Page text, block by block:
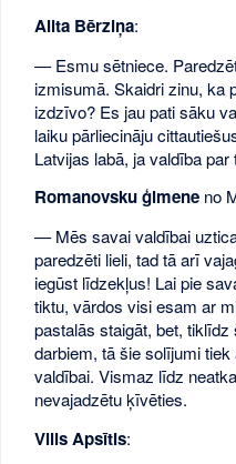
Alita Bērziņa:
— Esmu sētniece.
izmisumā. Skaidri zinu, ka
izdzīvo? Es jau pati sāku
laiku pārliecināju
Latvijas labā, ja valdība
Romanovsku ģimene no
— Mēs savai valdībai
paredzēti lieli, tad tā arī
iegūst līdzekļus! Lai pie
tiktu, vārdos visi esam ar
pastalās staigāt, bet,
darbiem, tā šie solījumi
valdībai. Vismaz līdz
nevajadzētu ķīvēties.
Vilis Apsītis: